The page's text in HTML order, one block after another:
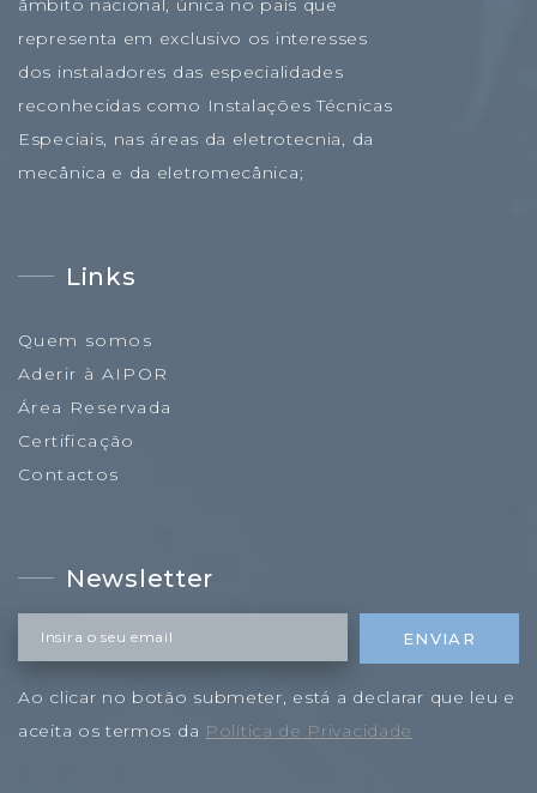
âmbito nacional, única no país que
representa em exclusivo os interesses
dos instaladores das especialidades
reconhecidas como Instalações Técnicas
Especiais, nas áreas da eletrotecnia, da
mecânica e da eletromecânica;
Links
Quem somos
Aderir à AIPOR
Área Reservada
Certificação
Contactos
Newsletter
Insira o seu email ENVIAR
Ao clicar no botão submeter, está a declarar que leu e
aceita os termos da Política de Privacidade